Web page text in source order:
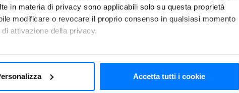
in materia di privacy sono applicabili solo su questa proprietà
modificare o revocare il proprio consenso in qualsiasi momento
attivazione della privacy.
alla ricerca di caratteristiche specifiche (impronte digitali).
Accetta tutti i cookie
Suggerimenti
Con l'abbattitore di temperatura Freddy potrai
dopo la prima parte
tagliati. In questo modo potrai conservarli in freezer